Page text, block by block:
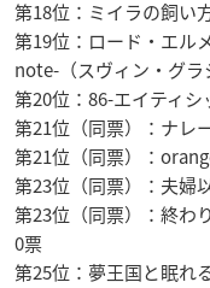
第18位：ミイラの飼い
第19位：ロード・エル
note-（スヴィン・グラ
第20位：86-エイティ
第21位（同票）：ナレ
第21位（同票）：
第23位（同票）：夫婦
第23位（同票）：終わ
0票
第25位：夢王国と眠れ